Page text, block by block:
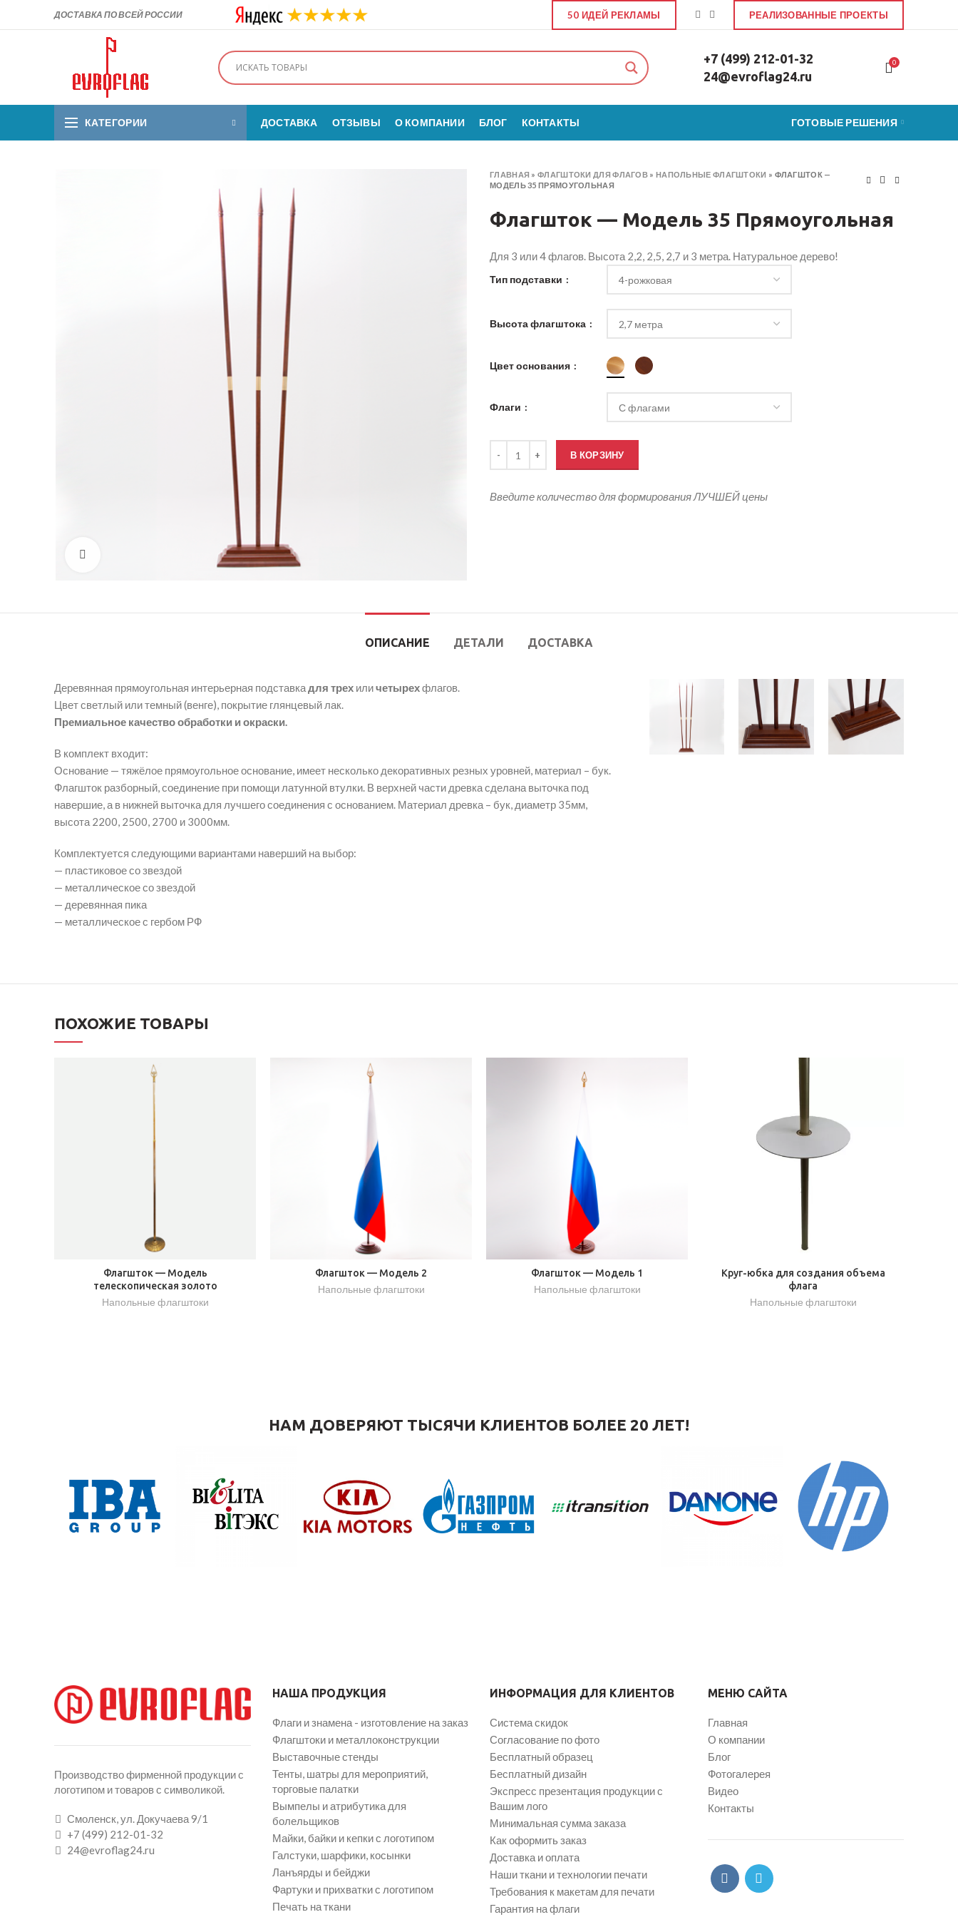
ДОСТАВКА ПО ВСЕЙ РОССИИ 50 ИДЕЙ РЕКЛАМЫ РЕАЛИЗОВАННЫЕ ПРОЕКТЫ
+7 (499) 212-01-32
24@evroflag24.ru
0
КАТЕГОРИИ ДОСТАВКА ОТЗЫВЫ О КОМПАНИИ БЛОГ КОНТАКТЫ ГОТОВЫЕ РЕШЕНИЯ
ГЛАВНАЯ »ФЛАГШТОКИ ДЛЯ ФЛАГОВ » НАПОЛЬНЫЕ ФЛАГШТОКИ » ФЛАГШТОК —
МОДЕЛЬ 35 ПРЯМОУГОЛЬНАЯ
Флагшток — Модель 35 Прямоугольная
Для 3 или 4 флагов. Высота 2,2, 2,5, 2,7 и 3 метра. Натуральное дерево!
Тип подставки
Высота флагштока
Цвет основания
Флаги
В КОРЗИНУ
Введите количество для формирования ЛУЧШЕЙ цены
ОПИСАНИЕ ДЕТАЛИ ДОСТАВКА
Деревянная прямоугольная интерьерная подставкадля трех иличетырехфлагов.
Цвет светлый или темный (венге), покрытие глянцевый лак.
Премиальное качество обработки и окраски.
В комплект входит:
Основание — тяжёлое прямоугольное основание, имеет несколько декоративных резных уровней, материал – бук.
Флагшток разборный, соединение при помощи латунной втулки. В верхней части древка сделана выточка под
навершие, а в нижней выточка для лучшего соединения с основанием. Материал древка – бук, диаметр 35мм,
высота 2200, 2500, 2700 и 3000мм.
Комплектуется следующими вариантами наверший на выбор:
— пластиковое со звездой
— металлическое со звездой
— деревянная пика
— металлическое с гербом РФ
ПОХОЖИЕ ТОВАРЫ
Флагшток — Модель
телескопическая золото
Напольные флагштоки
Флагшток — Модель 2
Напольные флагштоки
Флагшток — Модель 1
Напольные флагштоки
Круг-юбка для создания объема
флага
Напольные флагштоки
НАМ ДОВЕРЯЮТ ТЫСЯЧИ КЛИЕНТОВ БОЛЕЕ 20 ЛЕТ!
Производство фирменной продукции с
логотипом и товаров с символикой.
Смоленск, ул. Докучаева 9/1
+7 (499) 212-01-32
24@evroflag24.ru
НАША ПРОДУКЦИЯ
Флаги и знамена - изготовление на заказ
Флагштоки и металлоконструкции
Выставочные стенды
Тенты, шатры для мероприятий,
торговые палатки
Вымпелы и атрибутика для
болельщиков
Майки, байки и кепки с логотипом
Галстуки, шарфики, косынки
Ланъярды и бейджи
Фартуки и прихватки с логотипом
Печать на ткани
ИНФОРМАЦИЯ ДЛЯ КЛИЕНТОВ
Система скидок
Согласование по фото
Бесплатный образец
Бесплатный дизайн
Экспресс презентация продукции с
Вашим лого
Минимальная сумма заказа
Как оформить заказ
Доставка и оплата
Наши ткани и технологии печати
Требования к макетам для печати
Гарантия на флаги
МЕНЮ САЙТА
Главная
О компании
Блог
Фотогалерея
Видео
Контакты